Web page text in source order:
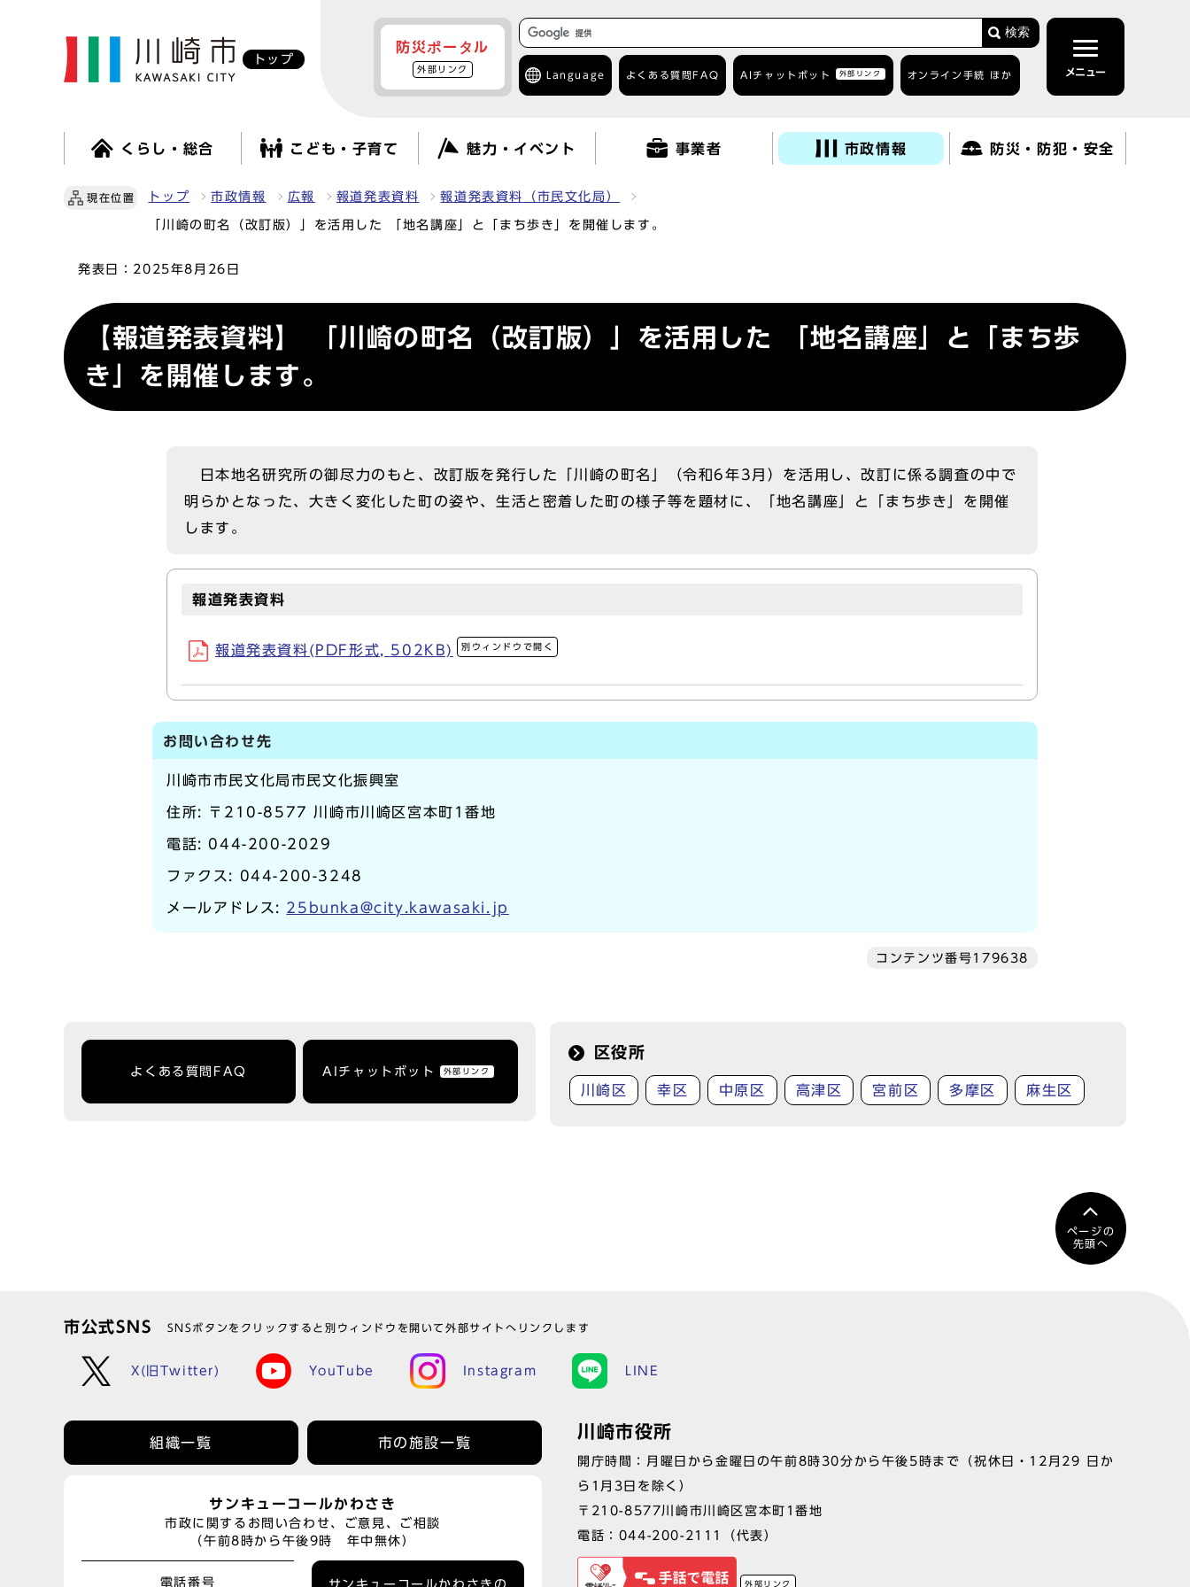
トップ
防災ポータル
外部リンク
検索
Language よくある質問 FAQ AIチャットボット 外部リンク オンライン手続 ほか メニュー
くらし・総合 こども・子育て 魅力・イベント 事業者 市政情報 防災・防犯・安全
現在位置 トップ 市政情報 広報 報道発表資料 報道発表資料（市民文化局）
「川崎の町名（改訂版）」を活用した 「地名講座」と「まち歩き」を開催します。
発表日： 2025年8月26日
【報道発表資料】 「川崎の町名（改訂版）」を活用した 「地名講座」と「まち歩
き」を開催します。
日本地名研究所の御尽力のもと、改訂版を発行した「川崎の町名」（令和6年3月）を活用し、改訂に係る調査の中で
明らかとなった、大きく変化した町の姿や、生活と密着した町の様子等を題材に、「地名講座」と「まち歩き」を開催
します。
報道発表資料
報道発表資料(PDF形式, 502KB) 別ウィンドウで開く
お問い合わせ先
川崎市市民文化局市民文化振興室
住所: 〒210-8577 川崎市川崎区宮本町1番地
電話: 044-200-2029
ファクス: 044-200-3248
メールアドレス: 25bunka@city.kawasaki.jp
コンテンツ番号179638
よくある質問FAQ AIチャットボット 外部リンク
区役所
川崎区 幸区 中原区 高津区 宮前区 多摩区 麻生区
ページの
先頭へ
市公式SNS SNSボタンをクリックすると別ウィンドウを開いて外部サイトへリンクします
X(旧Twitter) YouTube Instagram LINE
組織一覧 市の施設一覧
サンキューコールかわさき
市政に関するお問い合わせ、ご意見、ご相談
（午前8時から午後9時 年中無休）
電話番号 サンキューコールかわさきの
川崎市役所
開庁時間：月曜日から金曜日の午前8時30分から午後5時まで（祝休日・12月29 日か
ら1月3日を除く）
〒210-8577川崎市川崎区宮本町1番地
電話： 044-200-2111 （代表）
外部リンク